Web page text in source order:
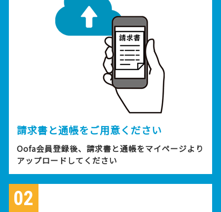
請求書と通帳をご用意ください
Oofa会員登録後、請求書と通帳をマイページより
アップロードしてください
02